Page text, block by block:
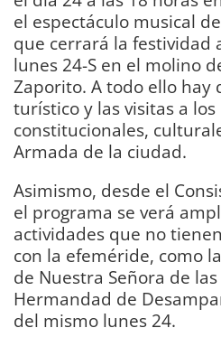
el espectáculo musical
que cerrará la festividad
lunes 24-S en el molino
Zaporito. A todo ello hay
turístico y las visitas a
constitucionales,
Armada de la ciudad.
Asimismo, desde el
el programa se verá
actividades que no
con la efeméride, como
de Nuestra Señora de
Hermandad de
del mismo lunes 24.